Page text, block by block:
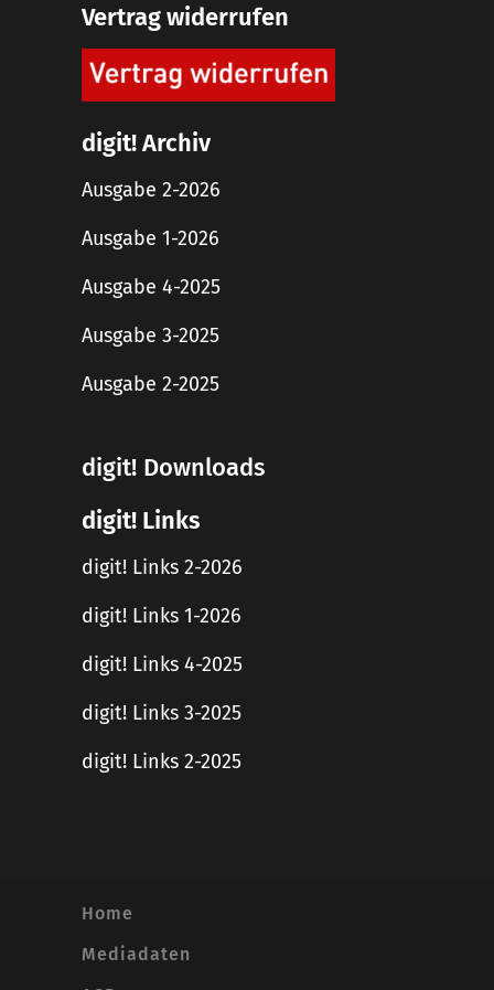
Vertrag widerrufen
digit! Archiv
Ausgabe 2-2026
Ausgabe 1-2026
Ausgabe 4-2025
Ausgabe 3-2025
Ausgabe 2-2025
digit! Downloads
digit! Links
digit! Links 2-2026
digit! Links 1-2026
digit! Links 4-2025
digit! Links 3-2025
digit! Links 2-2025
Home
Mediadaten